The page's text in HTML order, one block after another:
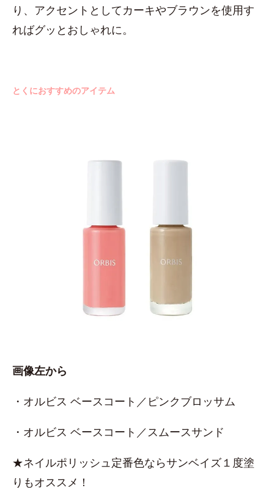
り、アクセントとしてカーキやブラウンを使用す
ればグッとおしゃれに。
とくにおすすめのアイテム
画像左から
・オルビス ベースコート／ピンクブロッサム
・オルビス ベースコート／スムースサンド
★ネイルポリッシュ定番色ならサンベイズ１度塗
りもオススメ！